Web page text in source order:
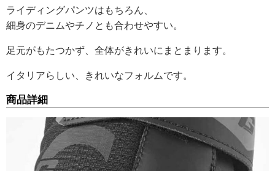
ライディングパンツはもちろん、
細身のデニムやチノとも合わせやすい。
足元がもたつかず、全体がきれいにまとまります。
イタリアらしい、きれいなフォルムです。
商品詳細